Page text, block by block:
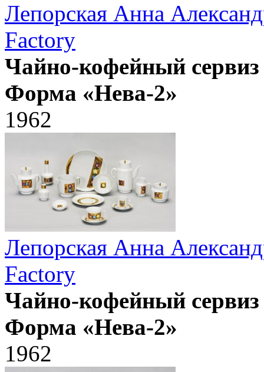
Лепорская Анна
Factory
Чайно-кофейный сервиз
Форма «Нева-2»
1962
Лепорская Анна
Factory
Чайно-кофейный
Форма «Нева-2»
1962